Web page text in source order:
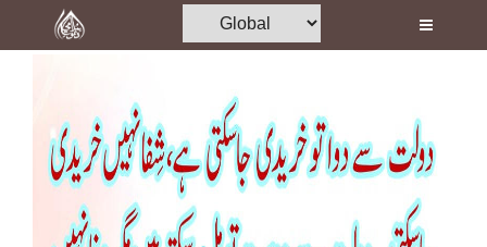
Home
Media
Madani Channel